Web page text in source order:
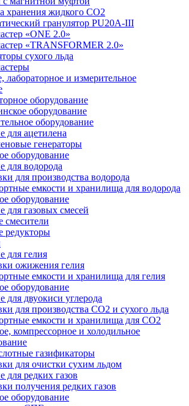
хранения жидкого CO2
гранулятор PU20A-III
«ONE 2.0»
«TRANSFORMER 2.0»
сухого льда
лабораторное и измерительное
оборудование
оборудование
оборудование
для ацетилена
генераторы
оборудование
для водорода
для производства водорода
емкости и хранилища для водорода
оборудование
для газовых смесей
смесители
редукторы
для гелия
ожижения гелия
емкости и хранилища для гелия
оборудование
для двуокиси углерода
для производства СО2 и сухого льда
емкости и хранилища для CO2
компрессорное и холодильное
газификаторы
для очистки сухим льдом
для редких газов
получения редких газов
оборудование